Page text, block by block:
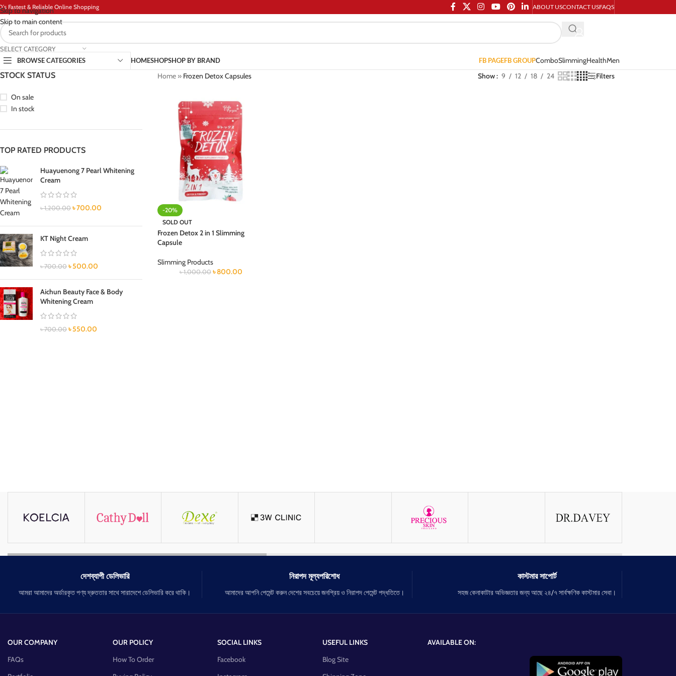
Skip to navigation
Skip to main content
Fastest & Reliable Online Shopping ABOUT USCONTACT USFAQS
SELECT CATEGORY
BROWSE CATEGORIES
HOMESHOPSHOP BY BRAND FB PAGEFB GROUPComboSlimmingHealthMen
STOCK STATUS
On sale
In stock
TOP RATED PRODUCTS
Huayuenong 7 Pearl Whitening
Cream
৳1,200.00 ৳700.00
KT Night Cream
৳700.00 ৳500.00
Aichun Beauty Face & Body
Whitening Cream
৳700.00 ৳550.00
Home» Frozen Detox Capsules Show 9 12 18 24 Filters
-20%
SOLD OUT
Frozen Detox 2 in 1 Slimming
Capsule
Slimming Products
৳1,000.00 ৳800.00
দেশব্যাপী ডেলিভারি
আমরা আমাদের অর্ডারকৃত পণ্য দ্রুততার সাথে সারাদেশে ডেলিভারি করে থাকি।
নিরাপদ মূল্যপরিশোধ
আমাদের আপনি পেমেন্ট করুন দেশের সবচেয়ে জনপ্রিয় ও নিরাপদ পেমেন্ট পদ্ধতিতে।
কাস্টমার সাপোর্ট
সহজ কেনাকাটার অভিজ্ঞতার জন্য আছে ২৪/৭ সার্বক্ষণিক কাস্টমার সেবা।
OUR COMPANY
FAQs
OUR POLICY
How To Order
SOCIAL LINKS
Facebook
USEFUL LINKS
Blog Site
AVAILABLE ON: